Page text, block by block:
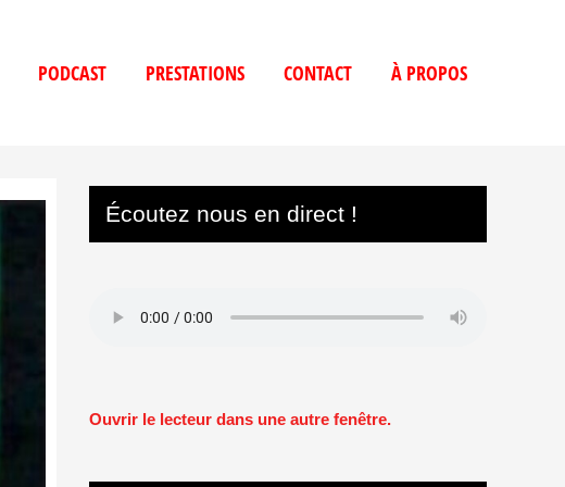
PODCAST PRESTATIONS CONTACT À PROPOS
Écoutez nous en direct !
Ouvrir le lecteur dans une autre fenêtre.